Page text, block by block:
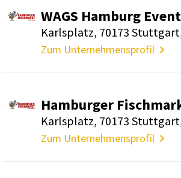
WAGS Hamburg
Karls­platz, 70173
Zum Unternehmensprofil
Hamburger
Karls­platz, 70173
Zum Unternehmensprofil